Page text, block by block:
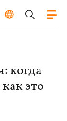
когда
это